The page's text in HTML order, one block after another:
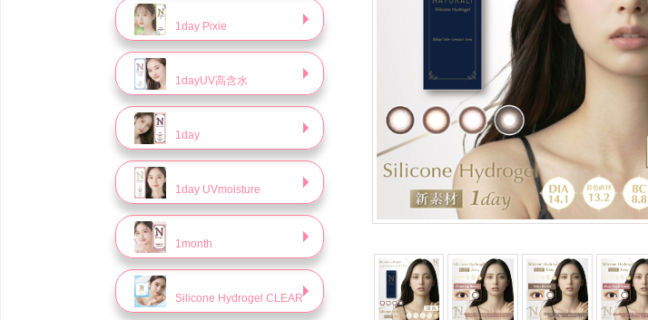
1day Pixie
1dayUV高含水
1day
1day UVmoisture
1month
Silicone Hydrogel CLEAR